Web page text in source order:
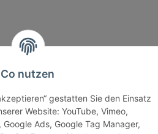
nutzen
gestatten Sie den Einsatz
Website: YouTube, Vimeo,
Ads, Google Tag Manager,